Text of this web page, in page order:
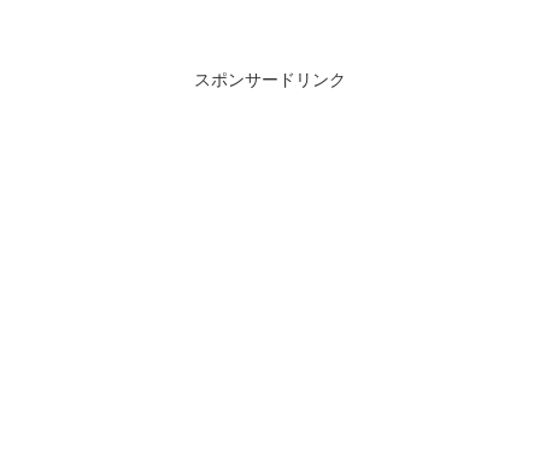
スポンサードリンク